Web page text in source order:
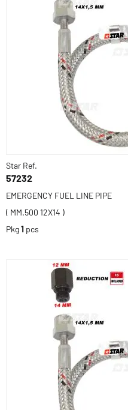
Star Ref.
57232
EMERGENCY FUEL LINE PIPE
( MM.500 12X14 )
Pkg1 pcs